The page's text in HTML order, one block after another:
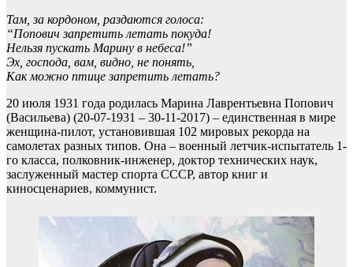
Там, за кордоном, раздаются голоса:
“Попович запретить летать покуда!
Нельзя пускать Марину в небеса!”
Эх, господа, вам, видно, не понять,
Как можно птице запретить летать?
20 июля 1931 года родилась Марина Лаврентьевна Попович
(Васильева) (20-07-1931 – 30-11-2017) – единственная в мире
женщина-пилот, установившая 102 мировых рекорда на
самолетах разных типов. Она – военный летчик-испытатель 1-
го класса, полковник-инженер, доктор технических наук,
заслуженный мастер спорта СССР, автор книг и
киносценариев, коммунист.